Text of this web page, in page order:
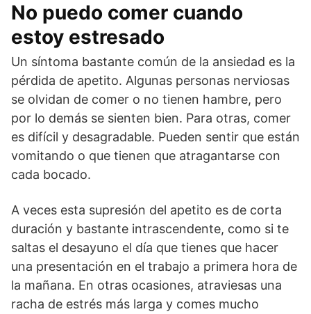
No puedo comer cuando
estoy estresado
Un síntoma bastante común de la ansiedad es la
pérdida de apetito. Algunas personas nerviosas
se olvidan de comer o no tienen hambre, pero
por lo demás se sienten bien. Para otras, comer
es difícil y desagradable. Pueden sentir que están
vomitando o que tienen que atragantarse con
cada bocado.
A veces esta supresión del apetito es de corta
duración y bastante intrascendente, como si te
saltas el desayuno el día que tienes que hacer
una presentación en el trabajo a primera hora de
la mañana. En otras ocasiones, atraviesas una
racha de estrés más larga y comes mucho